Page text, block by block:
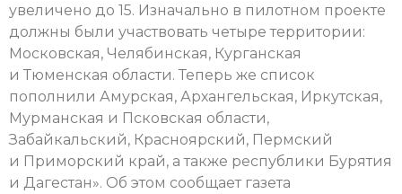
увеличено до 15. Изначально в пилотном проекте
должны были участвовать четыре территории:
Московская, Челябинская, Курганская
и Тюменская области. Теперь же список
пополнили Амурская, Архангельская, Иркутская,
Мурманская и Псковская области,
Забайкальский, Красноярский, Пермский
и Приморский край, а также республики Бурятия
и Дагестан». Об этом сообщает газета